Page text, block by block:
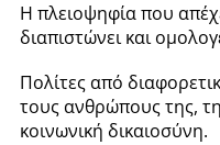
Η πλειοψηφία που
διαπιστώνει και
Πολίτες από
τους ανθρώπους της,
κοινωνική δικαιοσύνη.